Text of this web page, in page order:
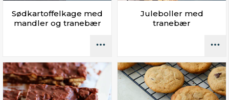
Sødkartoffelkage med
mandler og tranebær
Juleboller med
tranebær